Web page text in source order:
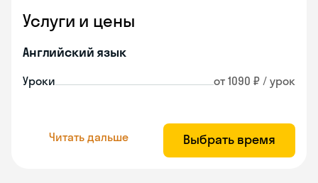
Услуги и цены
Английский язык
Уроки от 1090 ₽ / урок
Читать дальше Выбрать время